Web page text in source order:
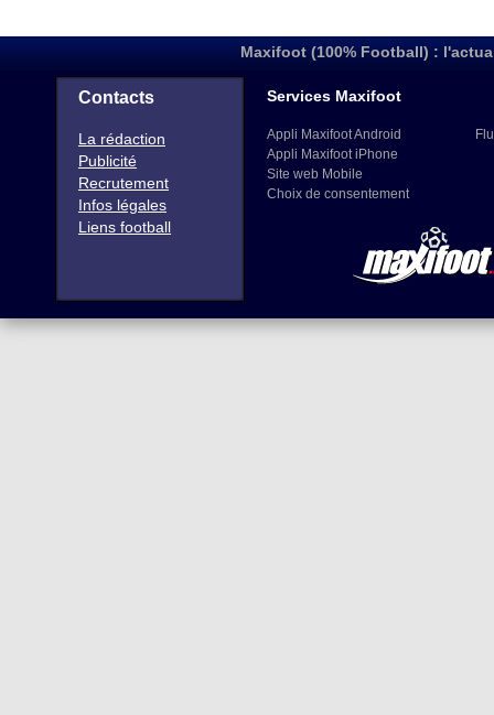
Maxifoot (100% Football) :
Contacts
La rédaction
Publicité
Recrutement
Infos légales
Liens football
Services Maxifoot
Appli Maxifoot Android
Appli Maxifoot iPhone
Site web Mobile
Choix de consentement